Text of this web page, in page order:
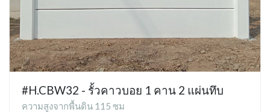
#H.CBW32 - รั้วคาวบอย 1 คาน 2 แผ่นทึบ
ความสูงจากพื้นดิน 115 ซม